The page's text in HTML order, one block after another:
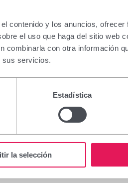
contenido y los anuncios,
el uso que haga del sitio web
combinarla con otra información
sus servicios.
Estadística
la selección
terapèutics
per al disseny, síntesi i
galènica i clínica), així
de la seva comercialització, i la
per complir amb els preceptes